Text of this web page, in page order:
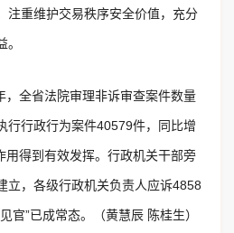
注重维护交易秩序安全价值，充分
，全省法院审理非诉审查案件数量
行行政行为案件40579件，同比增
用得到有效发挥。行政机关干部旁
立，各级行政机关负责人应诉4858
官”已成常态。（黄慧辰 陈桂生）